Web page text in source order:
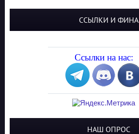
Yozakura Shijuusou
08.08.2025 Глава 50
A Compendium of Ghosts
29.07.2025 Shirokuro
The King of Home Cooking
ССЫЛКИ И ФИНА
Ссылки на нас:
НАШ ОПРОС